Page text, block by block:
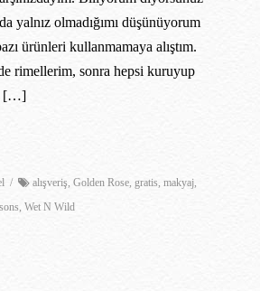
yalnız olmadığımı düşünüyorum
ürünleri kullanmamaya alıştım.
rimellerim, sonra hepsi kuruyup
[…]
/ alışveriş,Golden Rose,gratis,makyaj,
, Wet N Wild